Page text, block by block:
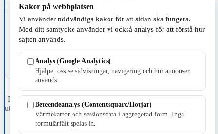
TILLVERKNING
Fristående webbtidningsföretag grundat 1991 som sedan 2002 ger
ut tidningen Skillingaryd.nu och 2010 lanserades Värnamo.nu. Från
april 2026 omfattar Skillingaryd.nu tre kommuner: Gnosjö,
Värnamo och Vaggeryds kommun.
Kakor på webbplatsen
Vi använder nödvändiga kakor för att sidan ska fungera.
Med ditt samtycke använder vi också analys för att förstå hur
sajten används.
Analys (Google Analytics)
Hjälper oss se sidvisningar, navigering och hur annonser
används.
Beteendeanalys (Contentsquare/Hotjar)
Värmekartor och sessionsdata i aggregerad form. Inga
formulärfält spelas in.